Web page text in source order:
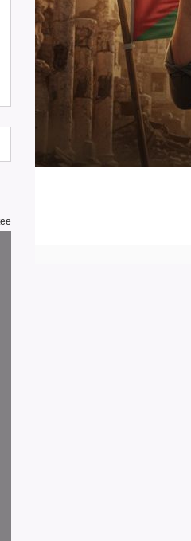
من لجنة دعم الصحفيين في
الاستعراض الدوي الشامل
في مقر الامم المتحدة في
القت اللجنة كلمة باسم
البراعم للعمل الاجتماعي